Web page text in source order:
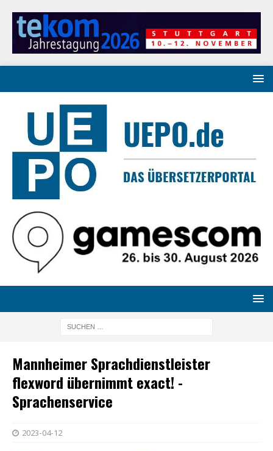
Mannheimer Sprachdienstleister
flexword übernimmt exact! ­
Sprachenservice
2023-04-12